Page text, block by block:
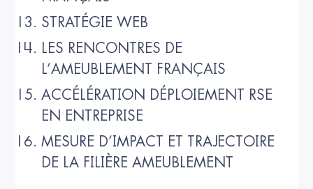
STRATÉGIE WEB
LES RENCONTRES DE
L’AMEUBLEMENT FRANÇAIS
ACCÉLÉRATION DÉPLOIEMENT RSE
EN ENTREPRISE
MESURE D’IMPACT ET TRAJECTOIRE
DE LA FILIÈRE AMEUBLEMENT